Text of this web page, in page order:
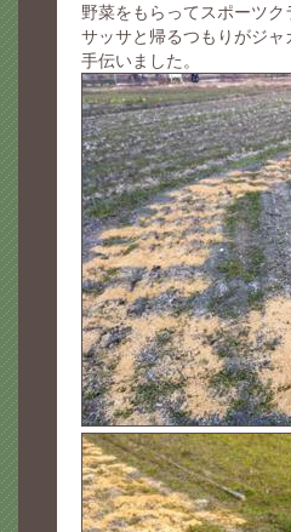
野菜をもらってスポーツク
サッサと帰るつもりがジャ
手伝いました。